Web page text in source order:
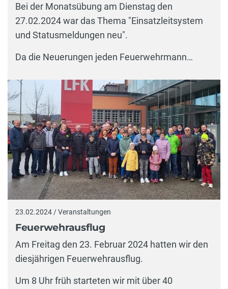
Bei der Monatsübung am Dienstag den
27.02.2024 war das Thema "Einsatzleitsystem
und Statusmeldungen neu".
Da die Neuerungen jeden Feuerwehrmann…
23.02.2024 / Veranstaltungen
Feuerwehrausflug
Am Freitag den 23. Februar 2024 hatten wir den
diesjährigen Feuerwehrausflug.
Um 8 Uhr früh starteten wir mit über 40